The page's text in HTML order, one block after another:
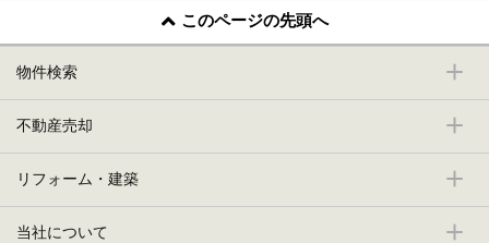
このページの先頭へ
物件検索
不動産売却
リフォーム・建築
当社について